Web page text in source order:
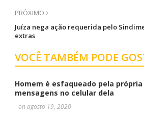
PRÓXIMO
Juíza nega ação requerida pelo
extras
VOCÊ TAMBÉM PODE
Homem é esfaqueado pela
mensagens no celular dela
- on agosto 19, 2020